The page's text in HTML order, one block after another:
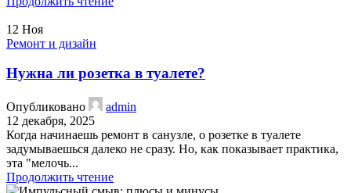
12 Ноя
Ремонт и дизайн
Нужна ли розетка в туалете?
Опубликовано
admin
12 декабря, 2025
Когда начинаешь ремонт в санузле, о розетке в туалете
задумываешься далеко не сразу. Но, как показывает практика,
эта "мелочь...
Продолжить чтение